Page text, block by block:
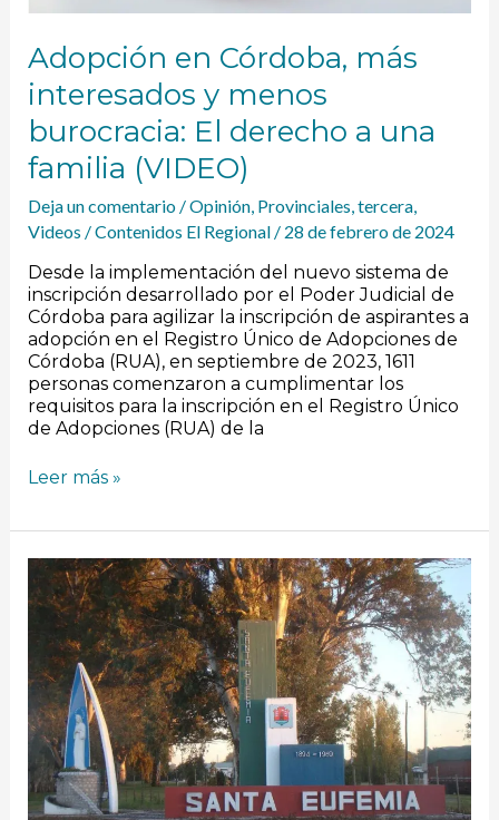
Adopción en Córdoba, más
interesados y menos
burocracia: El derecho a una
familia (VIDEO)
Deja un comentario /Opinión, Provinciales,tercera,
Videos /Contenidos El Regional / 28 de febrero de 2024
Desde la implementación del nuevo sistema de
inscripción desarrollado por el Poder Judicial de
Córdoba para agilizar la inscripción de aspirantes a
adopción en el Registro Único de Adopciones de
Córdoba (RUA), en septiembre de 2023, 1611
personas comenzaron a cumplimentar los
requisitos para la inscripción en el Registro Único
de Adopciones (RUA) de la
familia
Leer más »
Dengue:
Un
hombre
tuvo
“muerte
súbita”,
pero
descartan
que
haya
sido
por